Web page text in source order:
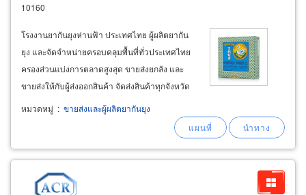
10160
โรงงานยากันยุงห่านฟ้า ประเทศไทย ผู้ผลิตยากัน
ยุง และจัดจำหน่ายครอบคลุมพื้นที่ทั่วประเทศไทย
ครองส่วนแบ่งการตลาดสูงสุด ขายส่งยกลัง และ
ขายส่งให้กับผู้ส่งออกสินค้า จัดส่งสินค้าทุกจังหวัด
ทั่วประเทศ มีจำหน่ายปลีกทั้งในระบบออนไลน์
อีคอมเมิร์ซ และขายปลีกตามห้างสรรพสินค้า ห้าง
ค้าปลีกโมเดิร์นเทรด ร้านสะดวกซื้อ โชวห่วยทั่ว
ประเทศไทย
หมวดหมู่ : ขายส่งและผู้ผลิตยากันยุง